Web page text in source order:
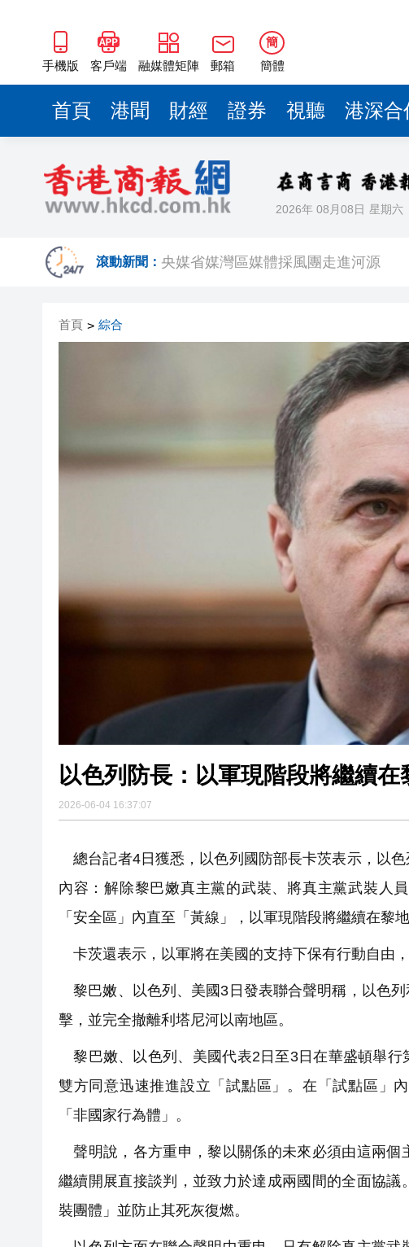
手機版 客戶端 融媒體矩陣 郵箱
簡
簡體
首頁 港聞 財經 證券 視聽 港深合
2026年 08月08日 星期六
滾動新聞： 央媒省媒灣區媒體採風團走進河源
有片丨迪麗熱巴跟星爺學粵語：盼《
澤連斯基：與美達成「愛國者」導彈
港航快運取消多班航班 高鐵8班車次取
今晚六合彩頭獎半注中 下期多寶400萬
首頁 > 綜合
以色列防長：以軍現階段將繼續在
2026-06-04 16:37:07
總台記者4日獲悉，以色列國防部長卡茨表示，以
內容：解除黎巴嫩真主黨的武裝、將真主黨武裝人
「安全區」內直至「黃線」，以軍現階段將繼續在黎
卡茨還表示，以軍將在美國的支持下保有行動自由
黎巴嫩、以色列、美國3日發表聯合聲明稱，以色
擊，並完全撤離利塔尼河以南地區。
黎巴嫩、以色列、美國代表2日至3日在華盛頓舉
雙方同意迅速推進設立「試點區」。在「試點區」
「非國家行為體」。
聲明說，各方重申，黎以關係的未來必須由這兩個
繼續開展直接談判，並致力於達成兩國間的全面協
裝團體」並防止其死灰復燃。